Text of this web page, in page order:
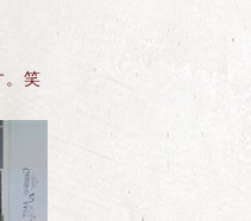
。笑